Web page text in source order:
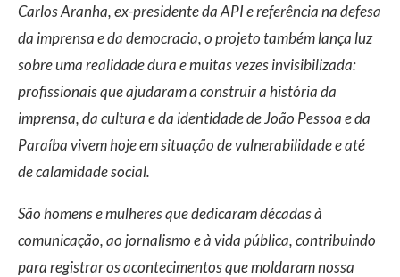
Carlos Aranha, ex-presidente da API e referência na defesa
da imprensa e da democracia, o projeto também lança luz
sobre uma realidade dura e muitas vezes invisibilizada:
profissionais que ajudaram a construir a história da
imprensa, da cultura e da identidade de João Pessoa e da
Paraíba vivem hoje em situação de vulnerabilidade e até
de calamidade social.
São homens e mulheres que dedicaram décadas à
comunicação, ao jornalismo e à vida pública, contribuindo
para registrar os acontecimentos que moldaram nossa